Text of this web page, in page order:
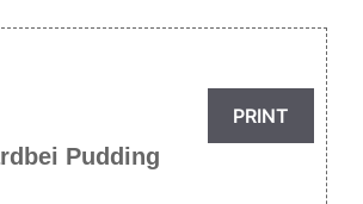
PRINT
Pudding